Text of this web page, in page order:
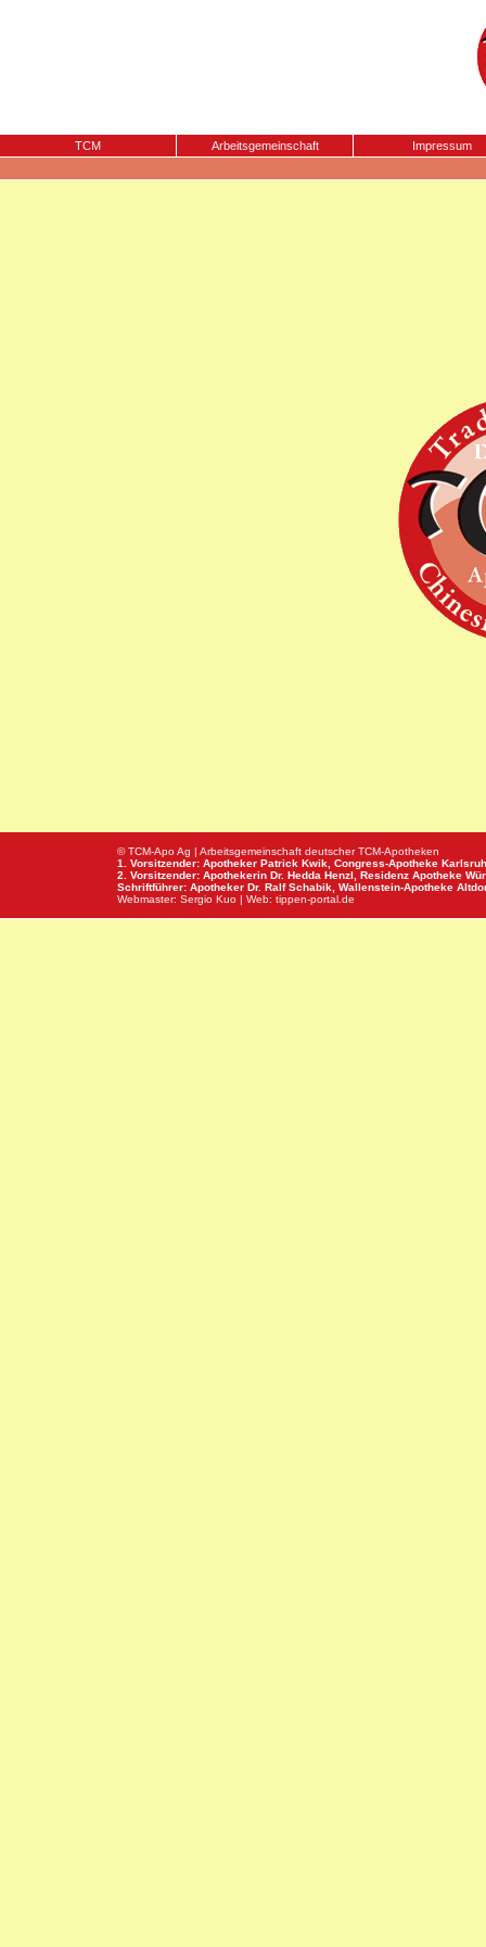
TCM Arbeitsgemeinschaft Impressum
© TCM-Apo Ag | Arbeitsgemeinschaft deutscher TCM-Apotheken
1. Vorsitzender: Apotheker Patrick Kwik, Congress-Apotheke
2. Vorsitzender: Apothekerin Dr. Hedda Henzl, Residenz Apotheke
Schriftführer: Apotheker Dr. Ralf Schabik, Wallenstein-Apotheke
Webmaster: Sergio Kuo | Web: tippen-portal.de